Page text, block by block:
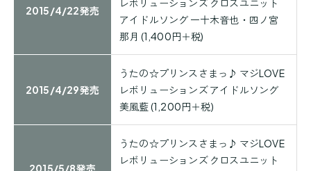
2015/4/22発売
レボリューションズ クロスユニット
アイドルソング 一十木音也・四ノ宮
那月 (1,400円＋税)
2015/4/29発売
うたの☆プリンスさまっ♪ マジLOVE
レボリューションズ アイドルソング
美風藍 (1,200円＋税)
2015/5/8発売
うたの☆プリンスさまっ♪ マジLOVE
レボリューションズ クロスユニット